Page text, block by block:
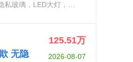
玻璃，LED大灯，可
125.51万
2026-08-07
无隐